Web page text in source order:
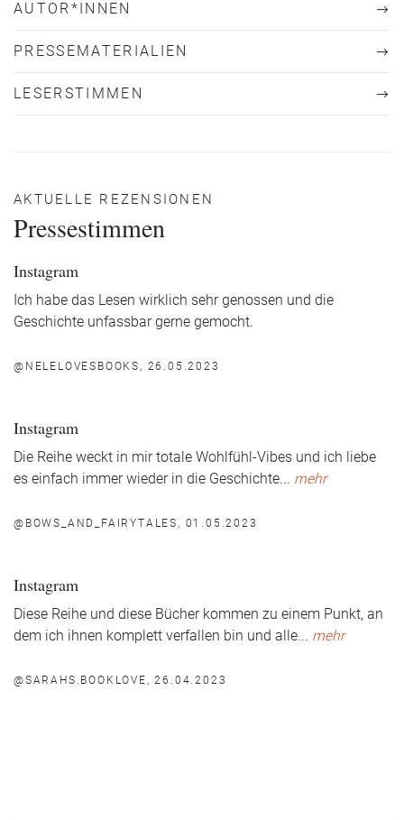
AUTOR*INNEN
PRESSEMATERIALIEN
LESERSTIMMEN
AKTUELLE REZENSIONEN
Pressestimmen
Instagram
Ich habe das Lesen wirklich sehr genossen und die
Geschichte unfassbar gerne gemocht.
@NELELOVESBOOKS, 26.05.2023
Instagram
Die Reihe weckt in mir totale Wohlfühl-Vibes und ich liebe
es einfach immer wieder in die Geschichte... mehr
@BOWS_AND_FAIRYTALES, 01.05.2023
Instagram
Diese Reihe und diese Bücher kommen zu einem Punkt, an
dem ich ihnen komplett verfallen bin und alle... mehr
@SARAHS.BOOKLOVE, 26.04.2023